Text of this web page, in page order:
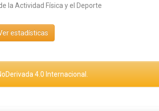
la Actividad Física y el Deporte
estadísticas
4.0 Internacional.